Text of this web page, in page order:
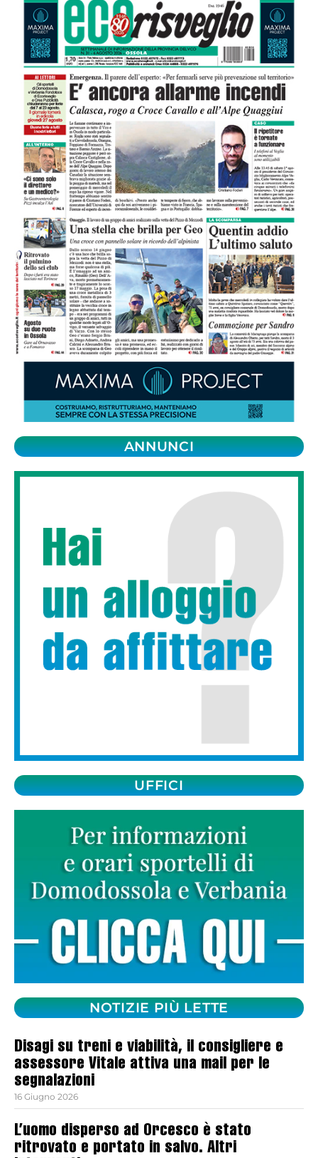
ANNUNCI
UFFICI
NOTIZIE PIÙ LETTE
Disagi su treni e viabilità, il consigliere e
assessore Vitale attiva una mail per le
segnalazioni
16 Giugno 2026
L’uomo disperso ad Orcesco è stato
ritrovato e portato in salvo. Altri